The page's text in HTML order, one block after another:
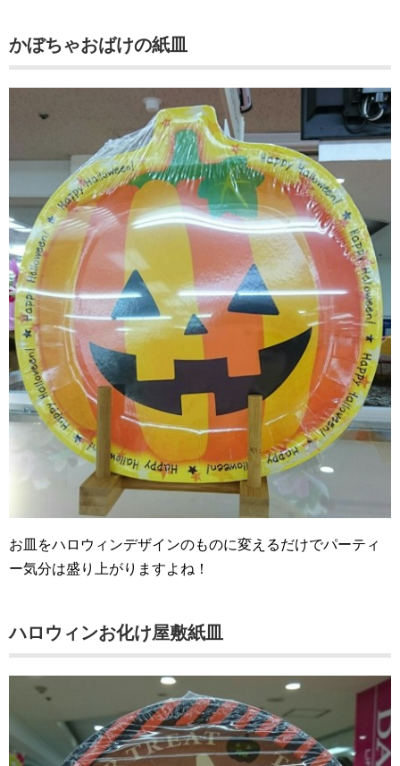
かぼちゃおばけの紙皿
お皿をハロウィンデザインのものに変えるだけでパーティ
ー気分は盛り上がりますよね！
ハロウィンお化け屋敷紙皿